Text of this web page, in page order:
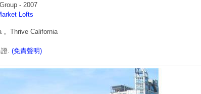
- 2007
Lofts
。Thrive California
. (免責聲明)